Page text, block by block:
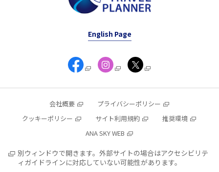
English Page
会社概要
プライバシーポリシー
クッキーポリシー
サイト利用規約
推奨環境
ANA SKY WEB
別ウィンドウで開きます。外部サイトの場合はアクセシビリテ
ィガイドラインに対応していない可能性があります。